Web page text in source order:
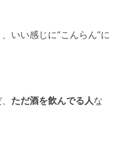
いい感じに“こんらん”に
ただ酒を飲んでる人な